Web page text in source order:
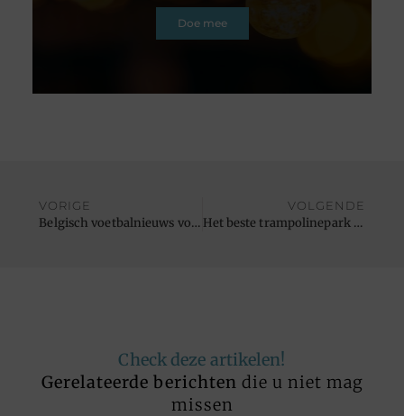
Doe mee
VORIGE
Belgisch voetbalnieuws volgen
VOLGENDE
Het beste trampolinepark voor onvergetelijke feestjes
Check deze artikelen!
Gerelateerde berichten die u niet mag
missen